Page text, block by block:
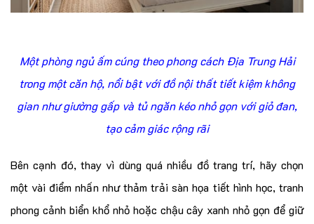
Một phòng ngủ ấm cúng theo phong cách Địa Trung Hải
trong một căn hộ, nổi bật với đồ nội thất tiết kiệm không
gian như giường gấp và tủ ngăn kéo nhỏ gọn với giỏ đan,
tạo cảm giác rộng rãi
Bên cạnh đó, thay vì dùng quá nhiều đồ trang trí, hãy chọn
một vài điểm nhấn như thảm trải sàn họa tiết hình học, tranh
phong cảnh biển khổ nhỏ hoặc chậu cây xanh nhỏ gọn để giữ